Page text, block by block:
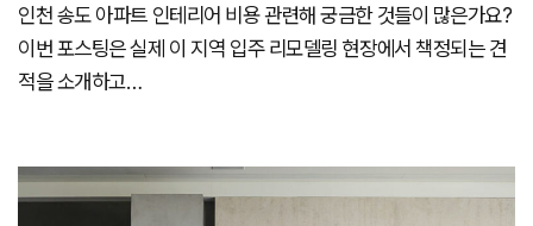
인천 송도 아파트 인테리어 비용 관련해 궁금한 것들이 많은가요?
이번 포스팅은 실제 이 지역 입주 리모델링 현장에서 책정되는 견
적을 소개하고…